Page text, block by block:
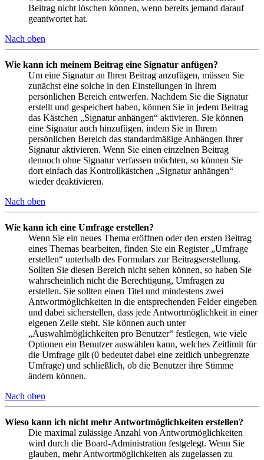
Beitrag nicht löschen können, wenn bereits jemand darauf
geantwortet hat.
Nach oben
Wie kann ich meinem Beitrag eine Signatur anfügen?
Um eine Signatur an Ihren Beitrag anzufügen, müssen Sie
zunächst eine solche in den Einstellungen in Ihrem
persönlichen Bereich entwerfen. Nachdem Sie die Signatur
erstellt und gespeichert haben, können Sie in jedem Beitrag
das Kästchen „Signatur anhängen“ aktivieren. Sie können
eine Signatur auch hinzufügen, indem Sie in Ihrem
persönlichen Bereich das standardmäßige Anhängen Ihrer
Signatur aktivieren. Wenn Sie einen einzelnen Beitrag
dennoch ohne Signatur verfassen möchten, so können Sie
dort einfach das Kontrollkästchen „Signatur anhängen“
wieder deaktivieren.
Nach oben
Wie kann ich eine Umfrage erstellen?
Wenn Sie ein neues Thema eröffnen oder den ersten Beitrag
eines Themas bearbeiten, finden Sie ein Register „Umfrage
erstellen“ unterhalb des Formulars zur Beitragserstellung.
Sollten Sie diesen Bereich nicht sehen können, so haben Sie
wahrscheinlich nicht die Berechtigung, Umfragen zu
erstellen. Sie sollten einen Titel und mindestens zwei
Antwortmöglichkeiten in die entsprechenden Felder eingeben
und dabei sicherstellen, dass jede Antwortmöglichkeit in einer
eigenen Zeile steht. Sie können auch unter
„Auswahlmöglichkeiten pro Benutzer“ festlegen, wie viele
Optionen ein Benutzer auswählen kann, welches Zeitlimit für
die Umfrage gilt (0 bedeutet dabei eine zeitlich unbegrenzte
Umfrage) und schließlich, ob die Benutzer ihre Stimme
ändern können.
Nach oben
Wieso kann ich nicht mehr Antwortmöglichkeiten erstellen?
Die maximal zulässige Anzahl von Antwortmöglichkeiten
wird durch die Board-Administration festgelegt. Wenn Sie
glauben, mehr Antwortmöglichkeiten als zugelassen zu